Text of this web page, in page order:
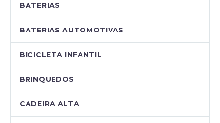
BATERIAS
BATERIAS AUTOMOTIVAS
BICICLETA INFANTIL
BRINQUEDOS
CADEIRA ALTA